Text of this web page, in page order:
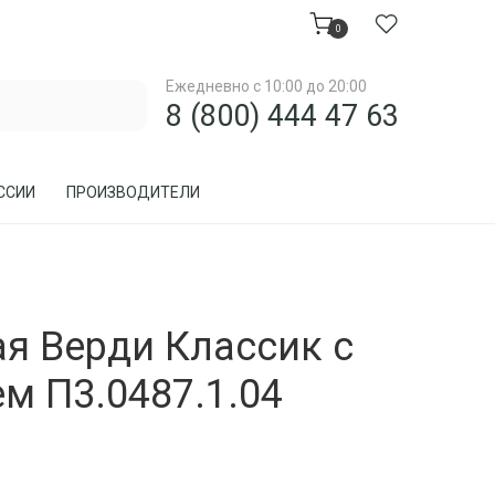
0
Ежедневно с 10:00 до 20:00
8 (800) 444 47 63
МЕБЕЛЬ ИЗ РОТАНГА
ПРЕДМЕТЫ ИНТЕРЬЕРА
ПРОИЗВОДИТЕЛИ
Верди Классик с
П3.0487.1.04